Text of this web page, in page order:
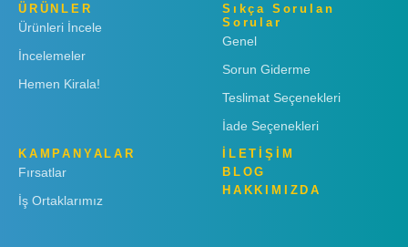
ÜRÜNLER
Ürünleri İncele
İncelemeler
Hemen Kirala!
Sıkça Sorulan
Sorular
Genel
Sorun Giderme
Teslimat Seçenekleri
İade Seçenekleri
KAMPANYALAR
Fırsatlar
İş Ortaklarımız
İLETİŞİM
BLOG
HAKKIMIZDA